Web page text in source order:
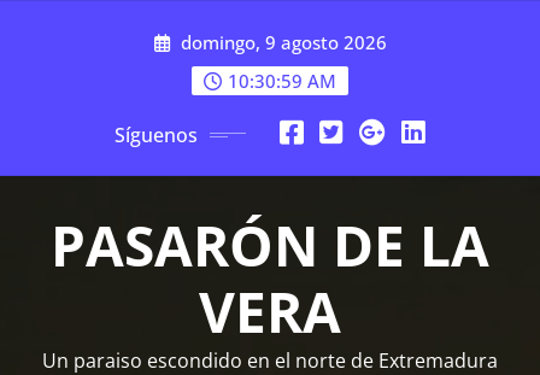
domingo, 9 agosto 2026
10:31:00 AM
Síguenos
PASARÓN DE LA
VERA
Un paraiso escondido en el norte de Extremadura